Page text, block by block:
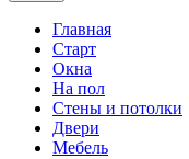
Главная
Старт
Окна
На пол
Стены и потолки
Двери
Мебель